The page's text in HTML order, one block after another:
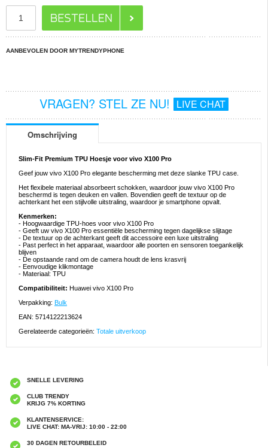
AANBEVOLEN DOOR MYTRENDYPHONE
VRAGEN? STEL ZE NU! LIVE CHAT
Omschrijving
Slim-Fit Premium TPU Hoesje voor vivo X100 Pro
Geef jouw vivo X100 Pro elegante bescherming met deze slanke TPU case.
Het flexibele materiaal absorbeert schokken, waardoor jouw vivo X100 Pro
beschermd is tegen deuken en vallen. Bovendien geeft de textuur op de
achterkant het een stijlvolle uitstraling, waardoor je smartphone opvalt.
Kenmerken:
- Hoogwaardige TPU-hoes voor vivo X100 Pro
- Geeft uw vivo X100 Pro essentiële bescherming tegen dagelijkse slijtage
- De textuur op de achterkant geeft dit accessoire een luxe uitstraling
- Past perfect in het apparaat, waardoor alle poorten en sensoren toegankelijk
blijven
- De opstaande rand om de camera houdt de lens krasvrij
- Eenvoudige klikmontage
- Materiaal: TPU
Compatibiliteit: Huawei vivo X100 Pro
Verpakking: Bulk
EAN: 5714122213624
Gerelateerde categorieën: Totale uitverkoop
SNELLE LEVERING
CLUB TRENDY
KRIJG 7% KORTING
KLANTENSERVICE:
LIVE CHAT: MA-VRIJ: 10:00 - 22:00
30 DAGEN RETOURBELEID